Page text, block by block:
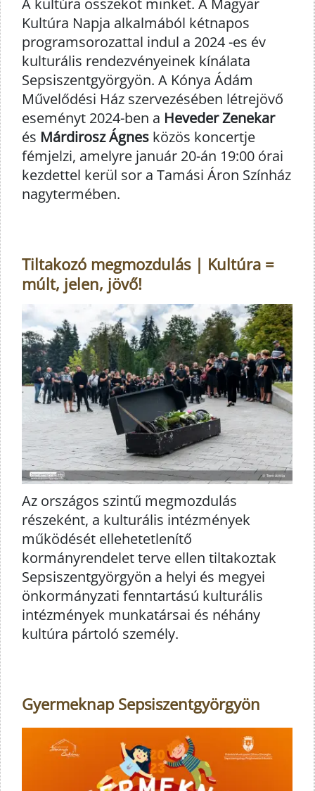
Kultúra Napja alkalmából kétnapos
programsorozattal indul a 2024 -es év
kulturális rendezvényeinek kínálata
Sepsiszentgyörgyön. A Kónya Ádám
Művelődési Ház szervezésében létrejövő
eseményt 2024-ben a Heveder Zenekar
és Márdirosz Ágnes közös koncertje
fémjelzi, amelyre január 20-án 19:00 órai
kezdettel kerül sor a Tamási Áron Színház
nagytermében.
Tiltakozó megmozdulás | Kultúra =
múlt, jelen, jövő!
Az országos szintű megmozdulás
részeként, a kulturális intézmények
működését ellehetetlenítő
kormányrendelet terve ellen tiltakoztak
Sepsiszentgyörgyön a helyi és megyei
önkormányzati fenntartású kulturális
intézmények munkatársai és néhány
kultúra pártoló személy.
Gyermeknap Sepsiszentgyörgyön